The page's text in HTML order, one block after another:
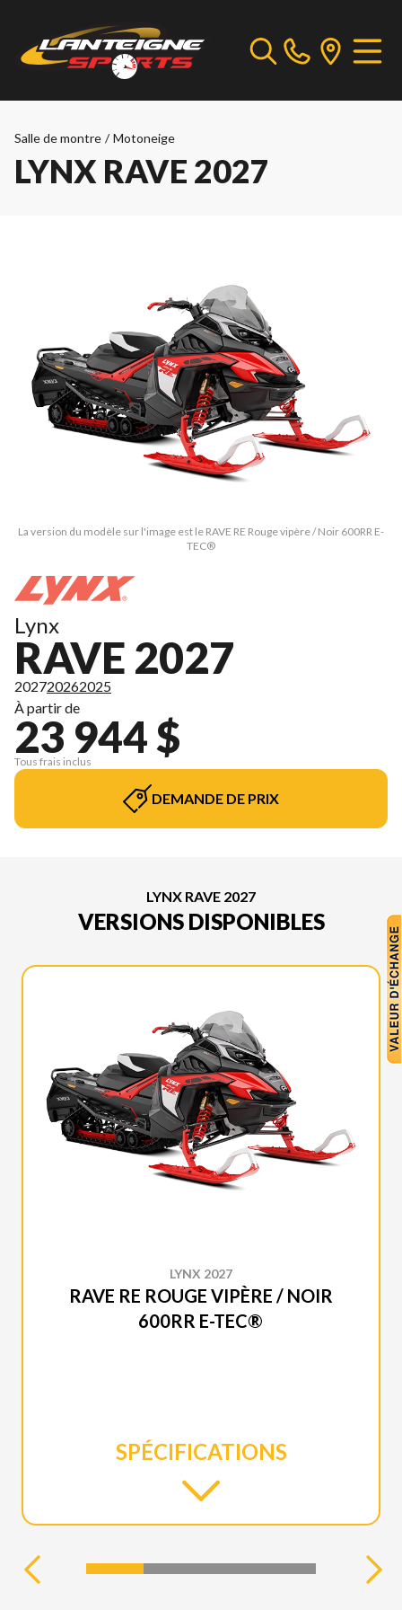
Salle de montre / Motoneige
LYNX RAVE 2027
La version du modèle sur l'image est le RAVE RE Rouge vipère / Noir 600RR E-
TEC®
Lynx
RAVE 2027
202720262025
À partir de
23 944 $
Tous frais inclus
DEMANDE DE PRIX
LYNX RAVE 2027
VERSIONS DISPONIBLES
LYNX 2027
RAVE RE ROUGE VIPÈRE / NOIR
600RR E-TEC®
SPÉCIFICATIONS